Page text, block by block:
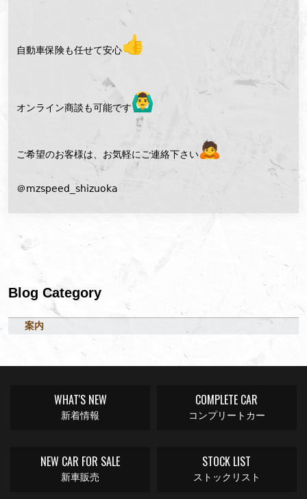
自動車保険も任せて安心
オンライン商談も可能です
ご希望のお客様は、お気軽にご連絡下さい
＠𝗆𝗓𝗌𝗉𝖾𝖾𝖽_𝗌𝗁𝗂𝗓𝗎𝗈𝗄𝖺
Blog Category
案内
WHAT'S NEW
新着情報
COMPLETE CAR
コンプリートカー
NEW CAR FOR SALE
新車販売
STOCK LIST
ストックリスト